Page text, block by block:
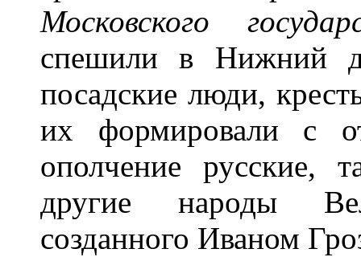
Московского
спешили в Нижний
посадские люди,
их формировали с
ополчение русские,
другие народы
созданного Иваном